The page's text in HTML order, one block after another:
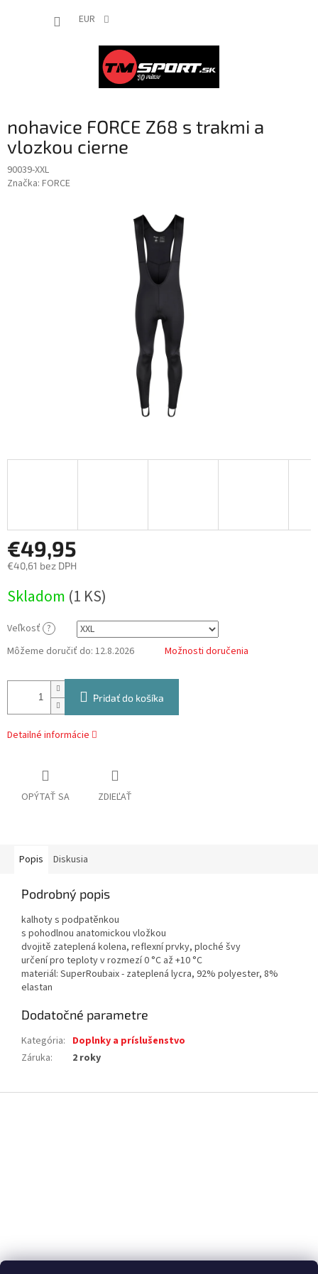
EUR
nohavice FORCE Z68 s trakmi a
vlozkou cierne
90039-XXL
Značka: FORCE
€49,95
€40,61 bez DPH
cena:
Skladom (1 KS)
Veľkosť ?
Môžeme doručiť do: 12.8.2026 Možnosti doručenia
Pridať do košíka
Detailné informácie
OPÝTAŤ SA ZDIEĽAŤ
Popis Diskusia
Podrobný popis
kalhoty s podpatěnkou
s pohodlnou anatomickou vložkou
dvojitě zateplená kolena, reflexní prvky, ploché švy
určení pro teploty v rozmezí 0 °C až +10 °C
materiál: SuperRoubaix - zateplená lycra, 92% polyester, 8%
elastan
Dodatočné parametre
Kategória: Doplnky a príslušenstvo
Záruka: 2 roky